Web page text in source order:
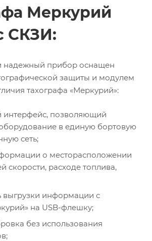
Меркурий
СКЗИ:
надежный прибор оснащен
защиты и модулем
тахографа «Меркурий»:
интерфейс, позволяющий
в единую бортовую
сеть;
о месторасположении
скорости, расходе топлива,
выгрузки информации с
на USB-флешку;
без использования